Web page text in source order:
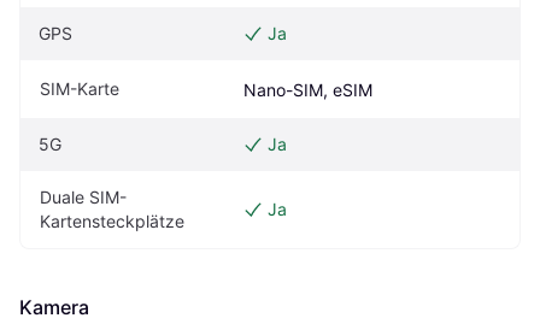
GPS Ja
SIM-Karte Nano-SIM, eSIM
5G Ja
Duale SIM-
Kartensteckplätze
Ja
Kamera